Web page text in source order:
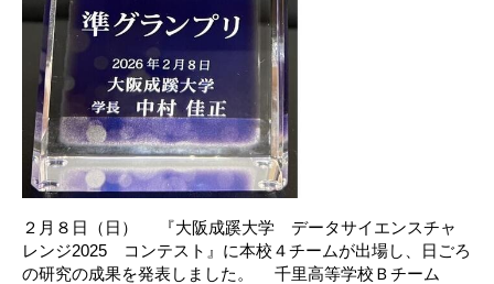
２月８日（日） 『大阪成蹊大学 データサイエンスチャ
レンジ2025 コンテスト』に本校４チームが出場し、日ごろ
の研究の成果を発表しました。 千里高等学校Ｂチーム